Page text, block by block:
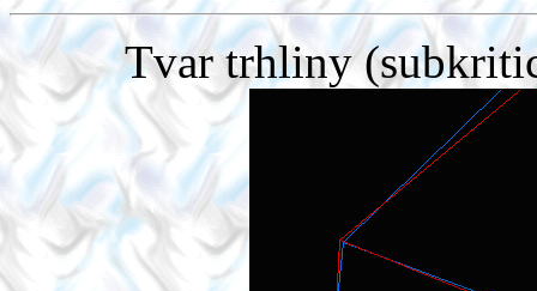
Tvar trhliny